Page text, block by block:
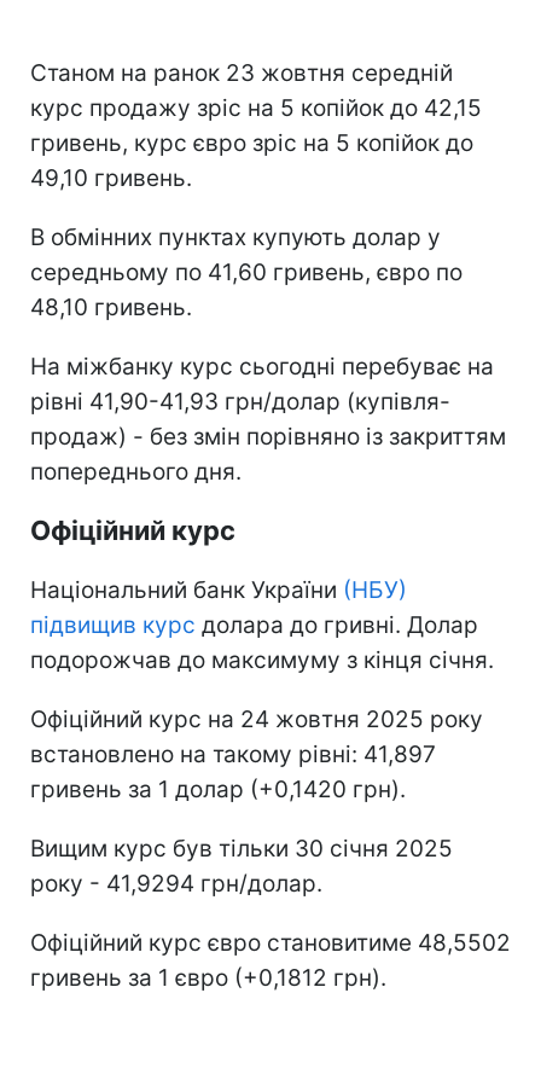
Станом на ранок 23 жовтня середній
курс продажу зріс на 5 копійок до 42,15
гривень, курс євро зріс на 5 копійок до
49,10 гривень.
В обмінних пунктах купують долар у
середньому по 41,60 гривень, євро по
48,10 гривень.
На міжбанку курс сьогодні перебуває на
рівні 41,90-41,93 грн/долар (купівля-
продаж) - без змін порівняно із закриттям
попереднього дня.
Офіційний курс
Національний банк України (НБУ)
підвищив курс долара до гривні. Долар
подорожчав до максимуму з кінця січня.
Офіційний курс на 24 жовтня 2025 року
встановлено на такому рівні: 41,897
гривень за 1 долар (+0,1420 грн).
Вищим курс був тільки 30 січня 2025
року - 41,9294 грн/долар.
Офіційний курс євро становитиме 48,5502
гривень за 1 євро (+0,1812 грн).